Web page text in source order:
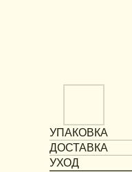
УПАКОВКА
ДОСТАВКА
УХОД